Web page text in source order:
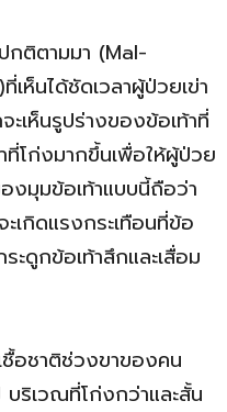
ติตามมา (Mal-
นได้ชัดเวลาผู้ป่วยเข่า
ะเห็นรูปร่างของข้อเท้าที่
โก่งมากขึ้นเพื่อให้ผู้ป่วย
งมุมข้อเท้าแบบนี้ถือว่า
เกิดแรงกระเทือนที่ข้อ
ะดูกข้อเท้าสึกและเสื่อม
อชาติช่วงขาของคน
บริเวณที่โก่งกว่าและสั้น